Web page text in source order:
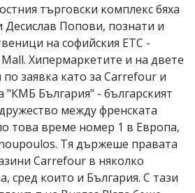
търговски комплекс бяха
Десислав Попови, познати и
на софийския ETC -
Хипермаркетите и на двете
заявка като за Carrefour и
"КМБ България" - българският
между френската
това време номер 1 в Европа,
Тя държеше правата
Carrefour в няколко
сред които и България. С тази